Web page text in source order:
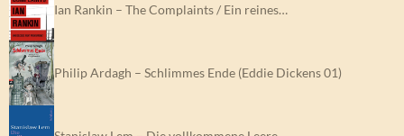
Ian Rankin – The Complaints / Ein reines…
Philip Ardagh – Schlimmes Ende (Eddie Dickens 01)